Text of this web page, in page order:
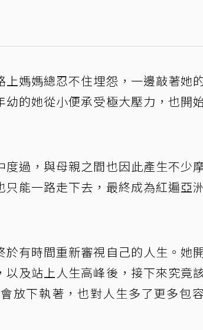
媽媽總忍不住埋怨，一邊敲著她
的她從小便承受極大壓力，也開
過，與母親之間也因此產生不少
能一路走下去，最終成為紅遍亞
有時間重新審視自己的人生。她
及站上人生高峰後，接下來究竟
放下執著，也對人生多了更多包